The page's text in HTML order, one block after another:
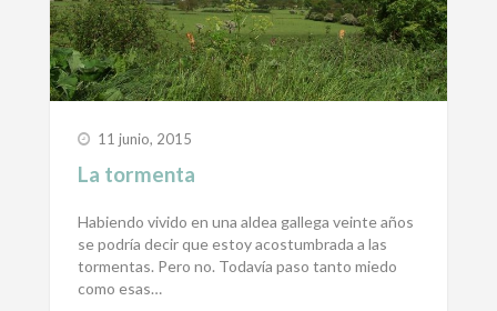
11 junio, 2015
La tormenta
Habiendo vivido en una aldea gallega veinte años
se podría decir que estoy acostumbrada a las
tormentas. Pero no. Todavía paso tanto miedo
como esas…